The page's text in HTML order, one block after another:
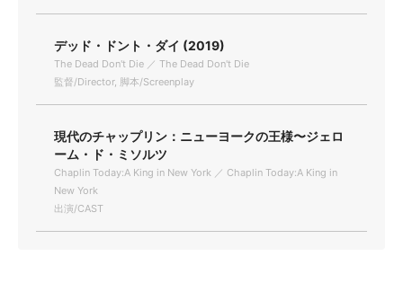
デッド・ドント・ダイ (2019)
The Dead Don't Die ／ The Dead Don't Die
監督/Director, 脚本/Screenplay
現代のチャップリン：ニューヨークの王様〜ジェロ
ーム・ド・ミソルツ
Chaplin Today:A King in New York ／ Chaplin Today:A King in
New York
出演/CAST